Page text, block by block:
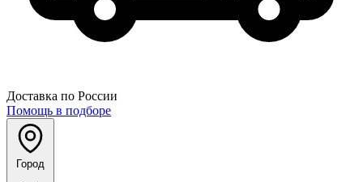
Доставка по России
Помощь в подборе
Город